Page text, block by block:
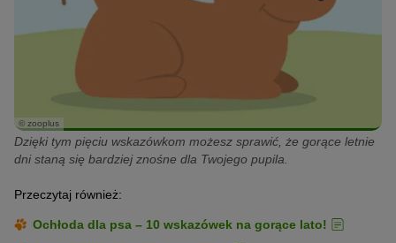
© zooplus
Dzięki tym pięciu wskazówkom możesz sprawić, że gorące letnie
dni staną się bardziej znośne dla Twojego pupila.
Przeczytaj również:
Ochłoda dla psa – 10 wskazówek na gorące lato!